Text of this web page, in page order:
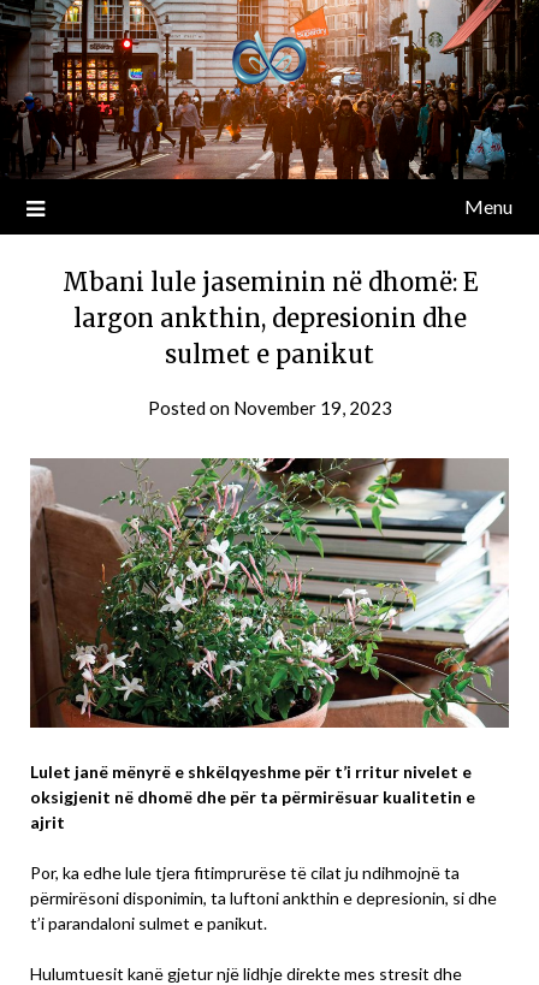
Menu
Mbani lule jaseminin në dhomë: E
largon ankthin, depresionin dhe
sulmet e panikut
Posted on November 19, 2023
Lulet janë mënyrë e shkëlqyeshme për t’i rritur nivelet e
oksigjenit në dhomë dhe për ta përmirësuar kualitetin e
ajrit
Por, ka edhe lule tjera fitimprurëse të cilat ju ndihmojnë ta
përmirësoni disponimin, ta luftoni ankthin e depresionin, si dhe
t’i parandaloni sulmet e panikut.
Hulumtuesit kanë gjetur një lidhje direkte mes stresit dhe